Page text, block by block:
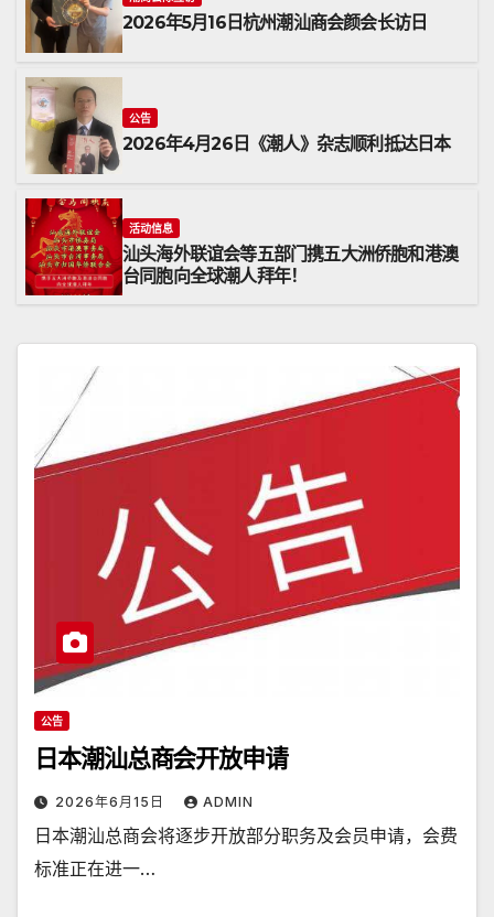
2026年5月16日杭州潮汕商会颜会长访日
公告
2026年4月26日《潮人》杂志顺利抵达日本
活动信息
汕头海外联谊会等五部门携五大洲侨胞和港澳
台同胞向全球潮人拜年！
公告
日本潮汕总商会开放申请
2026年6月15日 ADMIN
日本潮汕总商会将逐步开放部分职务及会员申请，会费
标准正在进一…